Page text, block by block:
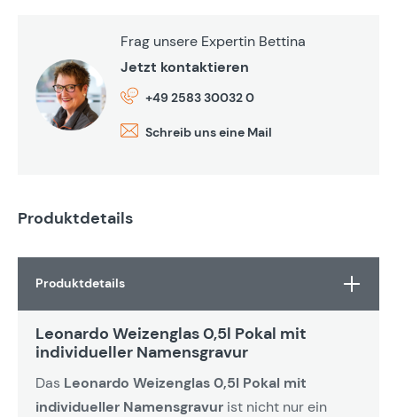
Frag unsere Expertin Bettina
Jetzt kontaktieren
+49 2583 30032 0
Schreib uns eine Mail
Produktdetails
Produktdetails
Leonardo Weizenglas 0,5l Pokal mit
individueller Namensgravur
Das Leonardo Weizenglas 0,5l Pokal mit
individueller Namensgravur ist nicht nur ein